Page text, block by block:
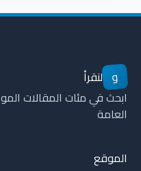
و لنقرأ
ابحث في مئات المقالات
العامة
الموقع